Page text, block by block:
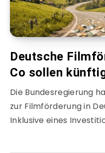
Deutsche
Co sollen
Die Bundesregierung
zur Filmförderung in
Inklusive eines